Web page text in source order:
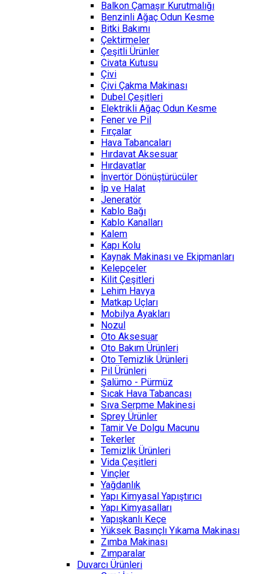
Balkon Çamaşır Kurutmalığı
Benzinli Ağaç Odun Kesme
Bitki Bakımı
Çektirmeler
Çeşitli Ürünler
Civata Kutusu
Çivi
Çivi Çakma Makinası
Dubel Çeşitleri
Elektrikli Ağaç Odun Kesme
Fener ve Pil
Fırçalar
Hava Tabancaları
Hırdavat Aksesuar
Hırdavatlar
İnvertör Dönüştürücüler
İp ve Halat
Jeneratör
Kablo Bağı
Kablo Kanalları
Kalem
Kapı Kolu
Kaynak Makinası ve Ekipmanları
Kelepçeler
Kilit Çeşitleri
Lehim Havya
Matkap Uçları
Mobilya Ayakları
Nozul
Oto Aksesuar
Oto Bakım Ürünleri
Oto Temizlik Ürünleri
Pil Ürünleri
Şalümo - Pürmüz
Sıcak Hava Tabancası
Sıva Serpme Makinesi
Sprey Ürünler
Tamir Ve Dolgu Macunu
Tekerler
Temizlik Ürünleri
Vida Çeşitleri
Vinçler
Yağdanlık
Yapı Kimyasal Yapıştırıcı
Yapı Kimyasalları
Yapışkanlı Keçe
Yüksek Basınçlı Yıkama Makinası
Zımba Makinası
Zımparalar
Duvarcı Ürünleri